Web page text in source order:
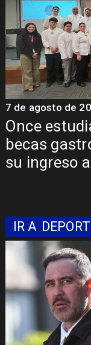
Álvarez-
regional
Pehuenche
7 de agosto de
IR A